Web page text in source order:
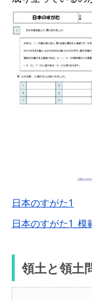
日本のすがた1
日本のすがた1_模
領土と領土